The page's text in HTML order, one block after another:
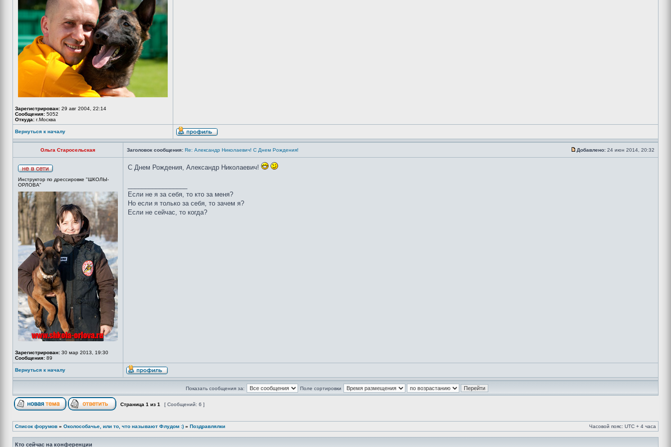
Зарегистрирован: 29 авг 2004, 22:14
Сообщения: 5052
Откуда: г.Москва
Вернуться к началу
Ольга Старосельская Заголовок сообщения: Re: Александр Николаевич! С Днем Рождения! Добавлено: 24 июн 2014, 20:32
Инструктор по дрессировке "ШКОЛЫ-
ОРЛОВА"
Зарегистрирован: 30 мар 2013, 19:30
Сообщения: 89
С Днем Рождения, Александр Николаевич!
Если не я за себя, то кто за меня?
Но если я только за себя, то зачем я?
Если не сейчас, то когда?
Вернуться к началу
Показать сообщения за: Поле сортировки
Страница 1 из 1 [ Сообщений: 6 ]
Список форумов » Околособачье, или то, что называют Флудом :) » Поздравлялки Часовой пояс: UTC + 4 часа
Кто сейчас на конференции